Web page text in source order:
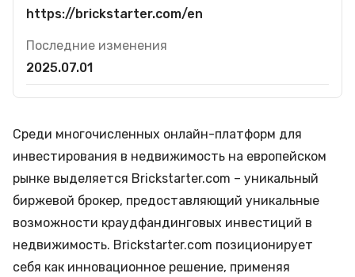
https://brickstarter.com/en
Последние изменения
2025.07.01
Среди многочисленных онлайн-платформ для
инвестирования в недвижимость на европейском
рынке выделяется Brickstarter.com – уникальный
биржевой брокер, предоставляющий уникальные
возможности краудфандинговых инвестиций в
недвижимость. Brickstarter.com позиционирует
себя как инновационное решение, применяя